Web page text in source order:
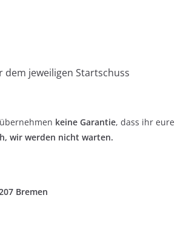
dem jeweiligen Startschuss
keine Garantie, dass ihr eure
wir werden nicht warten.
Bremen